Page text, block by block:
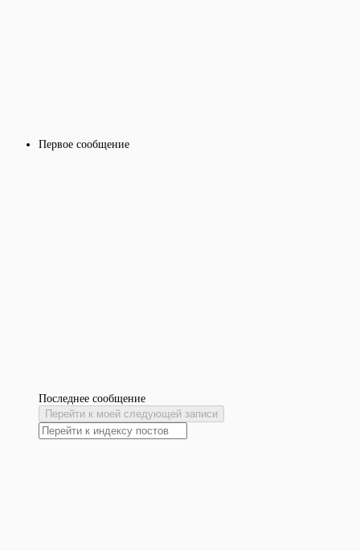
Первое сообщение
Последнее сообщение
Перейти к моей следующей записи